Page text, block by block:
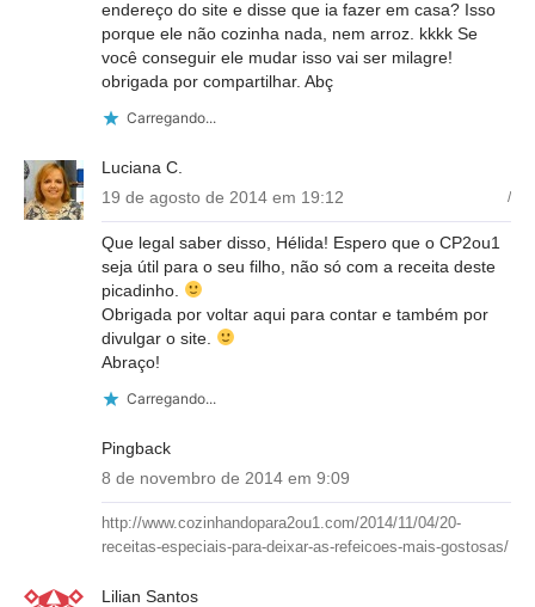
endereço do site e disse que ia fazer em casa? Isso
porque ele não cozinha nada, nem arroz. kkkk Se
você conseguir ele mudar isso vai ser milagre!
obrigada por compartilhar. Abç
Carregando...
Luciana C.
19 de agosto de 2014 em 19:12
/
Que legal saber disso, Hélida! Espero que o CP2ou1
seja útil para o seu filho, não só com a receita deste
picadinho.
Obrigada por voltar aqui para contar e também por
divulgar o site.
Abraço!
Carregando...
Pingback
8 de novembro de 2014 em 9:09
http://www.cozinhandopara2ou1.com/2014/11/04/20-
receitas-especiais-para-deixar-as-refeicoes-mais-gostosas/
Lilian Santos